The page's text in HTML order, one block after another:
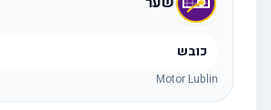
כובש
Motor Lublin